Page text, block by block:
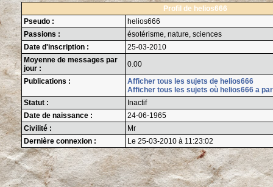
Profil de helios666
Pseudo :
helios666
Passions :
ésotérisme, nature, sciences
Date d'inscription :
25-03-2010
Moyenne de messages par
jour :
0.00
Publications :
Afficher tous les sujets de helios666
Afficher tous les sujets où helios666 a
Statut :
Inactif
Date de naissance :
24-06-1965
Civilité :
Mr
Dernière connexion :
Le 25-03-2010 à 11:23:02